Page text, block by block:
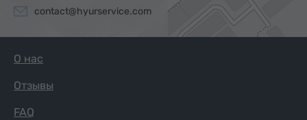
достопримечательности Армении:
Хор Вирап
contact@hyurservice.com
О нас
Отзывы
FAQ